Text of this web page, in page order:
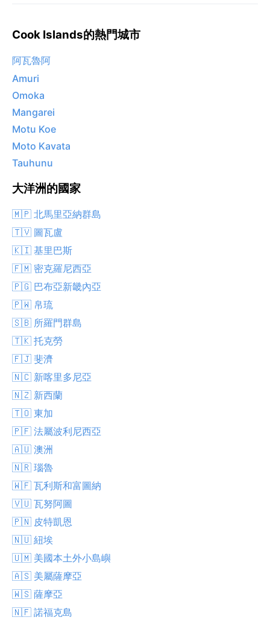
Cook Islands的熱門城市
阿瓦魯阿
Amuri
Omoka
Mangarei
Motu Koe
Moto Kavata
Tauhunu
大洋洲的國家
🇲🇵 北馬里亞納群島
🇹🇻 圖瓦盧
🇰🇮 基里巴斯
🇫🇲 密克羅尼西亞
🇵🇬 巴布亞新畿內亞
🇵🇼 帛琉
🇸🇧 所羅門群島
🇹🇰 托克勞
🇫🇯 斐濟
🇳🇨 新喀里多尼亞
🇳🇿 新西蘭
🇹🇴 東加
🇵🇫 法屬波利尼西亞
🇦🇺 澳洲
🇳🇷 瑙魯
🇼🇫 瓦利斯和富圖納
🇻🇺 瓦努阿圖
🇵🇳 皮特凱恩
🇳🇺 紐埃
🇺🇲 美國本土外小島嶼
🇦🇸 美屬薩摩亞
🇼🇸 薩摩亞
🇳🇫 諾福克島